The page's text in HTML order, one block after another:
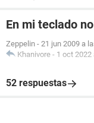
En mi teclado
Zeppelin - 21 jun 2009 a
Khanivore - 1 oct 2022
52 respuestas